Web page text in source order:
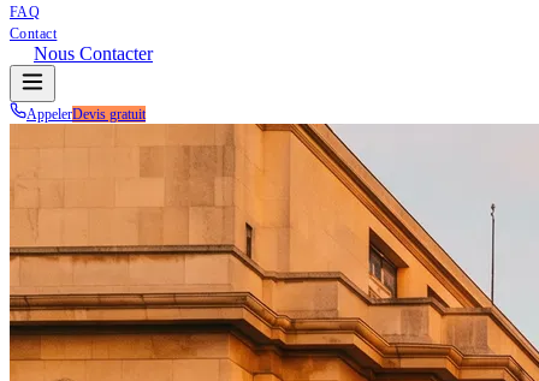
FAQ
Contact
Nous Contacter
AppelerDevis gratuit